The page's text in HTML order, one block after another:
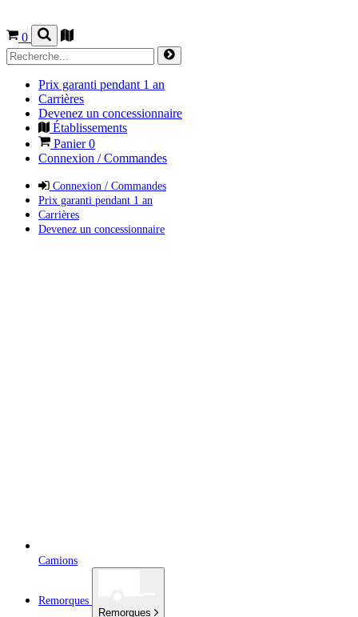
0
Prix garanti pendant 1 an
Carrières
Devenez un concessionnaire
Établissements
Panier0
Connexion / Commandes
Connexion / Commandes
Prix garanti pendant 1 an
Carrières
Devenez un concessionnaire
Camions
Remorques
Remorques